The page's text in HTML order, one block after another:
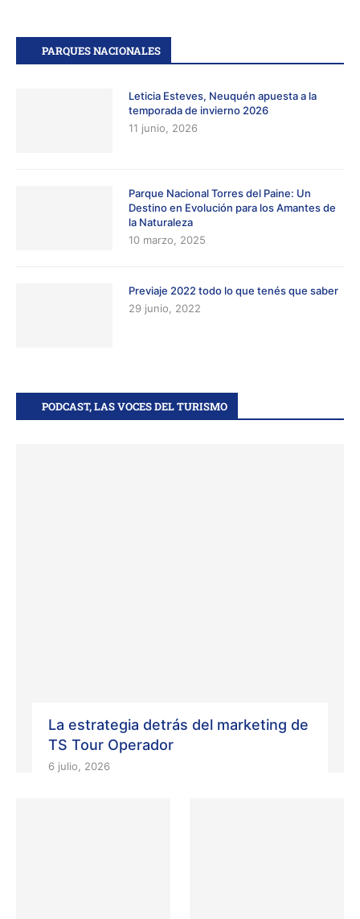
PARQUES NACIONALES
Leticia Esteves, Neuquén apuesta a la
temporada de invierno 2026
11 junio, 2026
Parque Nacional Torres del Paine: Un
Destino en Evolución para los Amantes de
la Naturaleza
10 marzo, 2025
Previaje 2022 todo lo que tenés que saber
29 junio, 2022
PODCAST, LAS VOCES DEL TURISMO
La estrategia detrás del marketing de
TS Tour Operador
6 julio, 2026